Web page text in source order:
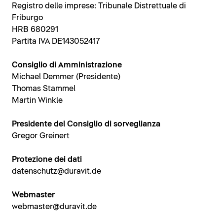
Registro delle imprese: Tribunale Distrettuale di
Friburgo
HRB 680291
Partita IVA DE143052417
Consiglio di Amministrazione
Michael Demmer (Presidente)
Thomas Stammel
Martin Winkle
Presidente del Consiglio di sorveglianza
Gregor Greinert
Protezione dei dati
datenschutz@duravit.de
Webmaster
webmaster@duravit.de